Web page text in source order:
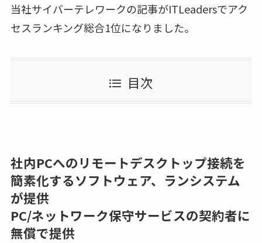
当社サイバーテレワークの記事がITLeadersでアク
セスランキング総合1位になりました。
目次
社内PCへのリモートデスクトップ接続を
簡素化するソフトウェア、ランシステム
が提供
PC/ネットワーク保守サービスの契約者に
無償で提供